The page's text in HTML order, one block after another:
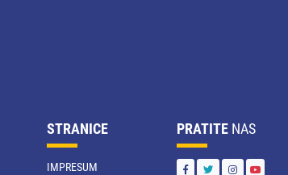
STRANICE
IMPRESUM
PRATITE NAS